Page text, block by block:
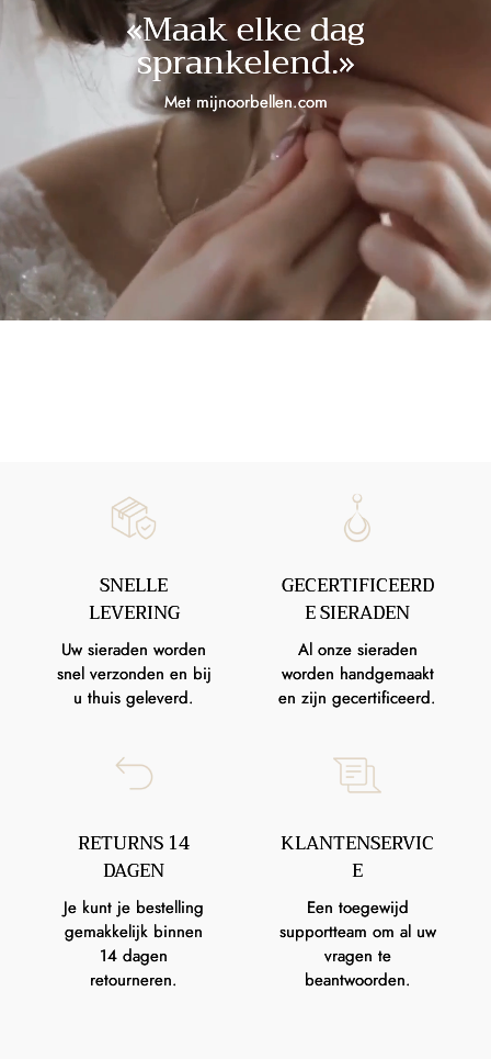
«Maak elke dag
sprankelend.»
Met mijnoorbellen.com
SNELLE
LEVERING
Uw sieraden worden
snel verzonden en bij
u thuis geleverd.
GECERTIFICEERD
E SIERADEN
Al onze sieraden
worden handgemaakt
en zijn gecertificeerd.
RETURNS 14
DAGEN
Je kunt je bestelling
gemakkelijk binnen
14 dagen
retourneren.
KLANTENSERVIC
E
Een toegewijd
supportteam om al uw
vragen te
beantwoorden.